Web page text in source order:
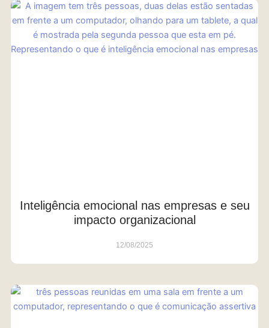
Inteligência emocional nas empresas e seu
impacto organizacional
12/08/2025